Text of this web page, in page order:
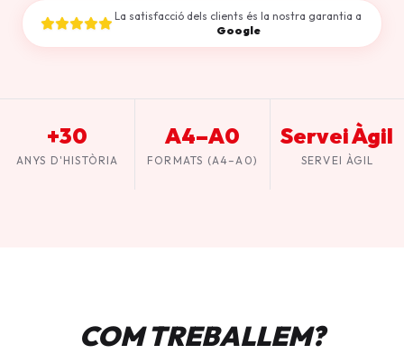
La satisfacció dels clients és la nostra garantia a
Google
+30
ANYS D'HISTÒRIA
A4–A0
FORMATS (A4–A0)
Servei Àgil
SERVEI ÀGIL
COM TREBALLEM?